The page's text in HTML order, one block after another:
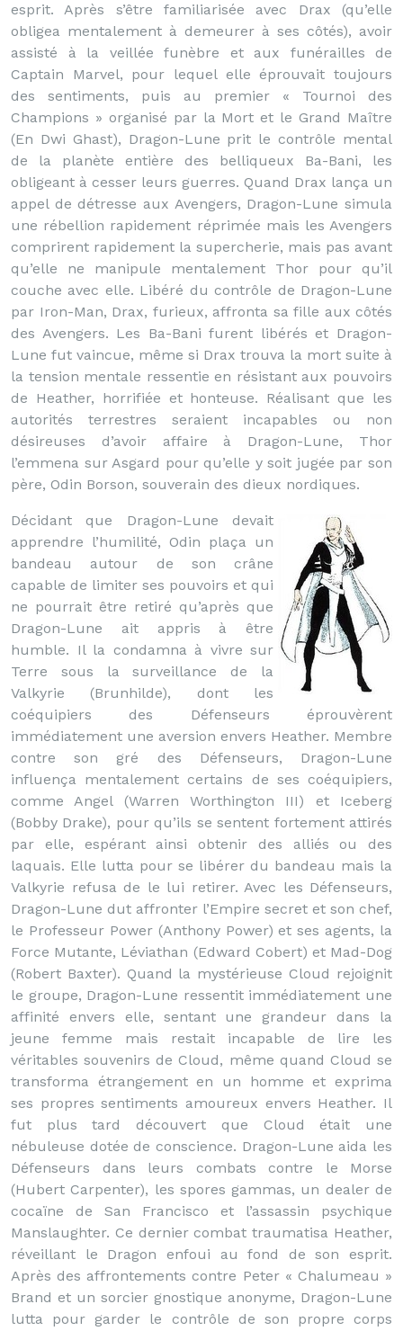
esprit. Après s’être familiarisée avec Drax (qu’elle
obligea mentalement à demeurer à ses côtés), avoir
assisté à la veillée funèbre et aux funérailles de
Captain Marvel, pour lequel elle éprouvait toujours
des sentiments, puis au premier « Tournoi des
Champions » organisé par la Mort et le Grand Maître
(En Dwi Ghast), Dragon-Lune prit le contrôle mental
de la planète entière des belliqueux Ba-Bani, les
obligeant à cesser leurs guerres. Quand Drax lança un
appel de détresse aux Avengers, Dragon-Lune simula
une rébellion rapidement réprimée mais les Avengers
comprirent rapidement la supercherie, mais pas avant
qu’elle ne manipule mentalement Thor pour qu’il
couche avec elle. Libéré du contrôle de Dragon-Lune
par Iron-Man, Drax, furieux, affronta sa fille aux côtés
des Avengers. Les Ba-Bani furent libérés et Dragon-
Lune fut vaincue, même si Drax trouva la mort suite à
la tension mentale ressentie en résistant aux pouvoirs
de Heather, horrifiée et honteuse. Réalisant que les
autorités terrestres seraient incapables ou non
désireuses d’avoir affaire à Dragon-Lune, Thor
l’emmena sur Asgard pour qu’elle y soit jugée par son
père, Odin Borson, souverain des dieux nordiques.
Décidant que Dragon-Lune devait
apprendre l’humilité, Odin plaça un
bandeau autour de son crâne
capable de limiter ses pouvoirs et qui
ne pourrait être retiré qu’après que
Dragon-Lune ait appris à être
humble. Il la condamna à vivre sur
Terre sous la surveillance de la
Valkyrie (Brunhilde), dont les
coéquipiers des Défenseurs éprouvèrent
immédiatement une aversion envers Heather. Membre
contre son gré des Défenseurs, Dragon-Lune
influença mentalement certains de ses coéquipiers,
comme Angel (Warren Worthington III) et Iceberg
(Bobby Drake), pour qu’ils se sentent fortement attirés
par elle, espérant ainsi obtenir des alliés ou des
laquais. Elle lutta pour se libérer du bandeau mais la
Valkyrie refusa de le lui retirer. Avec les Défenseurs,
Dragon-Lune dut affronter l’Empire secret et son chef,
le Professeur Power (Anthony Power) et ses agents, la
Force Mutante, Léviathan (Edward Cobert) et Mad-Dog
(Robert Baxter). Quand la mystérieuse Cloud rejoignit
le groupe, Dragon-Lune ressentit immédiatement une
affinité envers elle, sentant une grandeur dans la
jeune femme mais restait incapable de lire les
véritables souvenirs de Cloud, même quand Cloud se
transforma étrangement en un homme et exprima
ses propres sentiments amoureux envers Heather. Il
fut plus tard découvert que Cloud était une
nébuleuse dotée de conscience. Dragon-Lune aida les
Défenseurs dans leurs combats contre le Morse
(Hubert Carpenter), les spores gammas, un dealer de
cocaïne de San Francisco et l’assassin psychique
Manslaughter. Ce dernier combat traumatisa Heather,
réveillant le Dragon enfoui au fond de son esprit.
Après des affrontements contre Peter « Chalumeau »
Brand et un sorcier gnostique anonyme, Dragon-Lune
lutta pour garder le contrôle de son propre corps